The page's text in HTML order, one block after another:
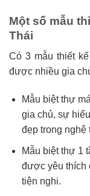
Một số mẫu
Thái
Có 3 mẫu thiết
được nhiều gia
Mẫu biệt thự
gia chủ, sự
đẹp trong nghệ
Mẫu biệt thự 1
được yêu thích
tiện nghi.